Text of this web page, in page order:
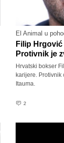
El Animal u
Filip
Protivnik je
Hrvatski bokser
karijere. Protivnik
Itauma.
2